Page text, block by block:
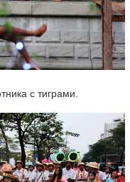
с тиграми.